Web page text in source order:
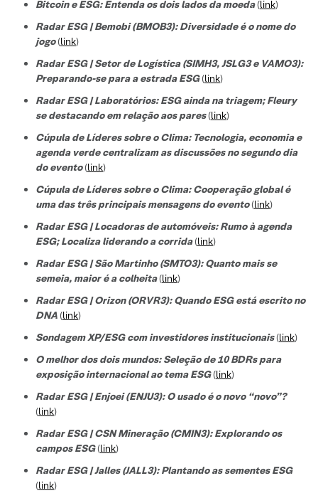
Bitcoin e ESG: Entenda os dois lados da moeda(link)
Radar ESG | Bemobi (BMOB3): Diversidade é o nome do
jogo(link)
Radar ESG | Setor de Logística (SIMH3, JSLG3 e VAMO3):
Preparando-se para a estrada ESG(link)
Radar ESG | Laboratórios: ESG ainda na triagem; Fleury
se destacando em relação aos pares(link)
Cúpula de Líderes sobre o Clima: Tecnologia, economia e
agenda verde centralizam as discussões no segundo dia
do evento(link)
Cúpula de Líderes sobre o Clima: Cooperação global é
uma das três principais mensagens do evento(link)
Radar ESG | Locadoras de automóveis: Rumo à agenda
ESG; Localiza liderando a corrida(link)
Radar ESG | São Martinho (SMTO3): Quanto mais se
semeia, maior é a colheita(link)
Radar ESG | Orizon (ORVR3): Quando ESG está escrito no
DNA(link)
Sondagem XP/ESG com investidores institucionais(link)
O melhor dos dois mundos: Seleção de 10 BDRs para
exposição internacional ao tema ESG(link)
Radar ESG | Enjoei (ENJU3): O usado é o novo “novo”?
(link)
Radar ESG | CSN Mineração (CMIN3): Explorando os
campos ESG(link)
Radar ESG | Jalles (JALL3): Plantando as sementes ESG
(link)